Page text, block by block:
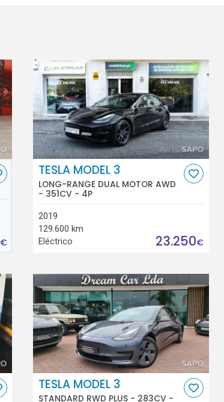
€
TESLA MODEL 3
LONG-RANGE DUAL MOTOR AWD
- 351CV - 4P
2019
129.600 km
Eléctrico
23.250€
TESLA MODEL 3
STANDARD RWD PLUS - 283CV -